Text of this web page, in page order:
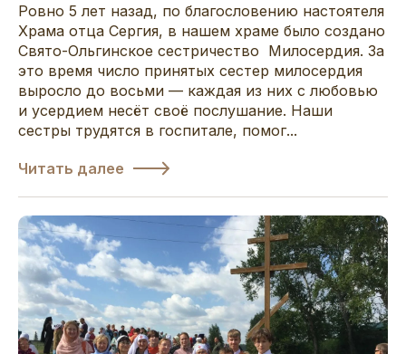
Ровно 5 лет назад, по благословению настоятеля
Храма отца Сергия, в нашем храме было создано
Свято-Ольгинское сестричество Милосердия. За
это время число принятых сестер милосердия
выросло до восьми — каждая из них с любовью
и усердием несёт своё послушание. Наши
сестры трудятся в госпитале, помог...
Читать далее